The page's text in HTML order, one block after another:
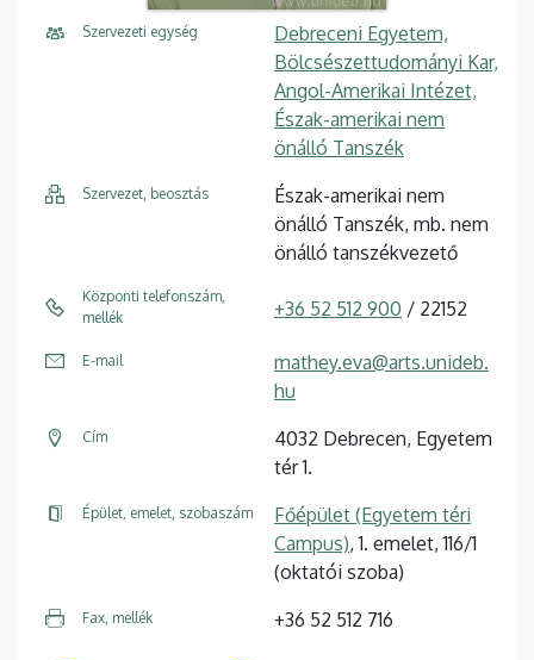
Szervezeti egység
Debreceni Egyetem,
Bölcsészettudományi Kar,
Angol-Amerikai Intézet,
Észak-amerikai nem
önálló Tanszék
Szervezet, beosztás
Észak-amerikai nem
önálló Tanszék, mb. nem
önálló tanszékvezető
Központi telefonszám,
mellék
+36 52 512 900 / 22152
E-mail
mathey.eva@arts.unideb.
hu
Cím
4032 Debrecen, Egyetem
tér 1.
Épület, emelet, szobaszám
Főépület (Egyetem téri
Campus), 1. emelet, 116/1
(oktatói szoba)
Fax, mellék +36 52 512 716